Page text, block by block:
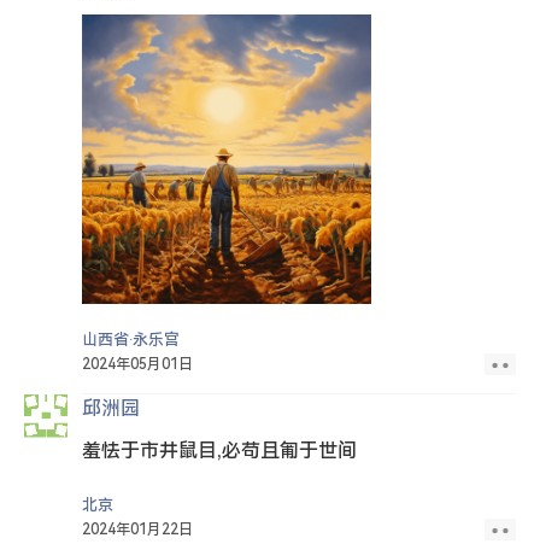
山西省·永乐宫
2024年05月01日
邱洲园
羞怯于市井鼠目,必苟且匍于世间
北京
2024年01月22日